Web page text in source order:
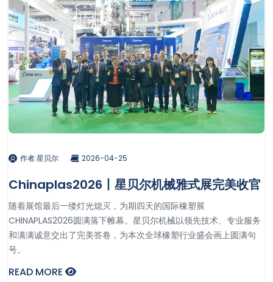
作者:星贝尔 2026-04-25
Chinaplas2026丨星贝尔机械雅式展完美收官
随着展馆最后一缕灯光熄灭，为期四天的国际橡塑展
CHINAPLAS2026圆满落下帷幕。星贝尔机械以领先技术、专业服务
和满满诚意交出了完美答卷，为本次全球橡塑行业盛会画上圆满句
号。
READ MORE